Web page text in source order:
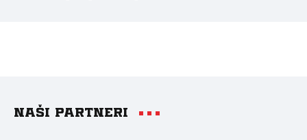
Naši partneri